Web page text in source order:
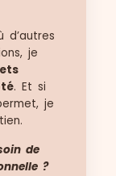
d’autres
je
. Et si
je
de
?